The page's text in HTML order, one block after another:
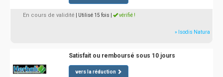
En cours de validité | Utilisé 15 fois vérifié !
» Isodis Natura
Satisfait ou remboursé sous 10 jours
vers la réduction